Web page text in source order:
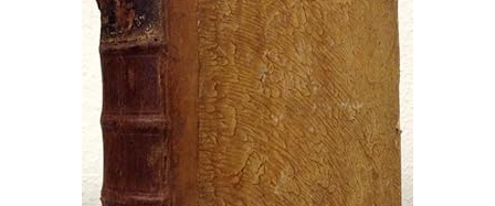
Start Selling
CLOSE